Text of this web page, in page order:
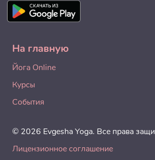
На главную
Йога Online
Курсы
События
© 2026 Evgesha Yoga. Все права
Лицензионное соглашение